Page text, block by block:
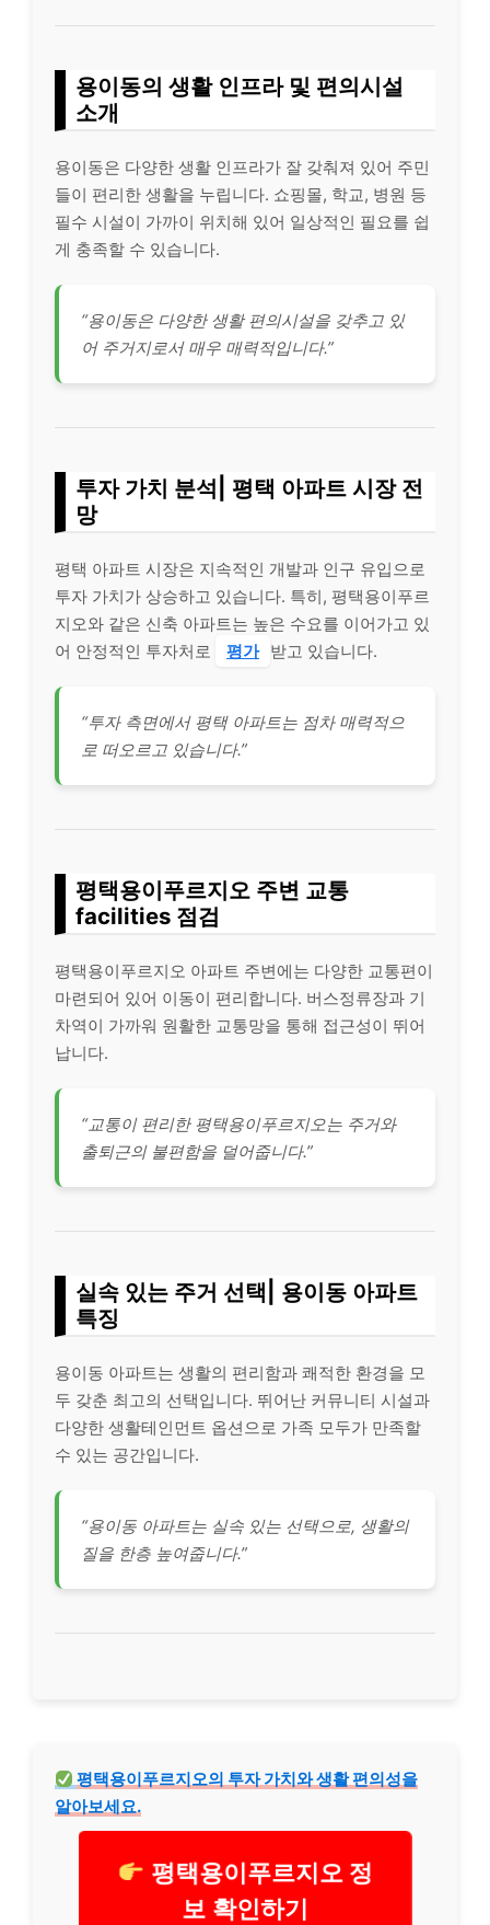
용이동의 생활 인프라 및 편의시설
소개
용이동은 다양한 생활 인프라가 잘 갖춰져 있어 주민
들이 편리한 생활을 누립니다. 쇼핑몰, 학교, 병원 등
필수 시설이 가까이 위치해 있어 일상적인 필요를 쉽
게 충족할 수 있습니다.
“용이동은 다양한 생활 편의시설을 갖추고 있
어 주거지로서 매우 매력적입니다.”
투자 가치 분석| 평택 아파트 시장 전
망
평택 아파트 시장은 지속적인 개발과 인구 유입으로
투자 가치가 상승하고 있습니다. 특히, 평택용이푸르
지오와 같은 신축 아파트는 높은 수요를 이어가고 있
어 안정적인 투자처로
평가 받고 있습니다.
“투자 측면에서 평택 아파트는 점차 매력적으
로 떠오르고 있습니다.”
평택용이푸르지오 주변 교통
facilities 점검
평택용이푸르지오 아파트 주변에는 다양한 교통편이
마련되어 있어 이동이 편리합니다. 버스정류장과 기
차역이 가까워 원활한 교통망을 통해 접근성이 뛰어
납니다.
“교통이 편리한 평택용이푸르지오는 주거와
출퇴근의 불편함을 덜어줍니다.”
실속 있는 주거 선택| 용이동 아파트
특징
용이동 아파트는 생활의 편리함과 쾌적한 환경을 모
두 갖춘 최고의 선택입니다. 뛰어난 커뮤니티 시설과
다양한 생활테인먼트 옵션으로 가족 모두가 만족할
수 있는 공간입니다.
“용이동 아파트는 실속 있는 선택으로, 생활의
질을 한층 높여줍니다.”
평택용이푸르지오의 투자 가치와 생활 편의성을
알아보세요.
평택용이푸르지오 정
보 확인하기